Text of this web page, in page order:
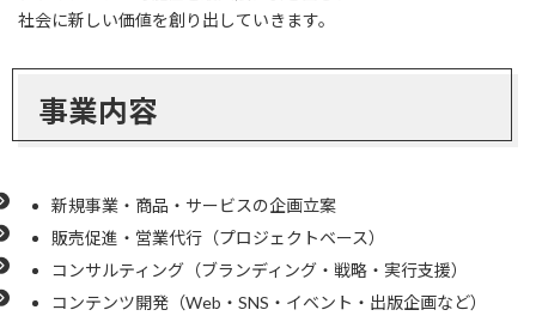
社会に新しい価値を創り出していきます。
事業内容
新規事業・商品・サービスの企画立案
販売促進・営業代行（プロジェクトベース）
コンサルティング（ブランディング・戦略・実行支援）
コンテンツ開発（Web・SNS・イベント・出版企画など）